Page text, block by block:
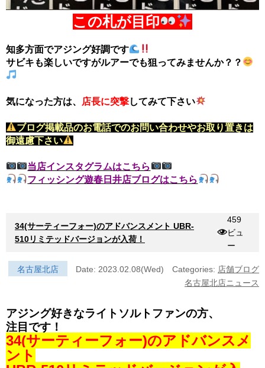
この札が目印
知多方面でアジング好調です
サビキも楽しいですがルアーでも狙ってみませんか？？
気になった方は、 店長に突撃してみて下さい
ブログ掲載品のお電話でのお問い合わせやお取り置きは
御遠慮下さい
当店インスタグラムはこちら
フィッシング遊春日井店ブログはこちら
34(サーティーフォー)のアドバンスメント UBR-
510リミテッドバージョンが入荷！
459
ビュ
ー
名古屋北店 Date: 2023.02.08(Wed) Categories: 店舗ブログ
名古屋北店ニュース
アジング好きなライトソルトファンの方、
注目です！
34(サーティーフォー)のアドバンスメ
ント